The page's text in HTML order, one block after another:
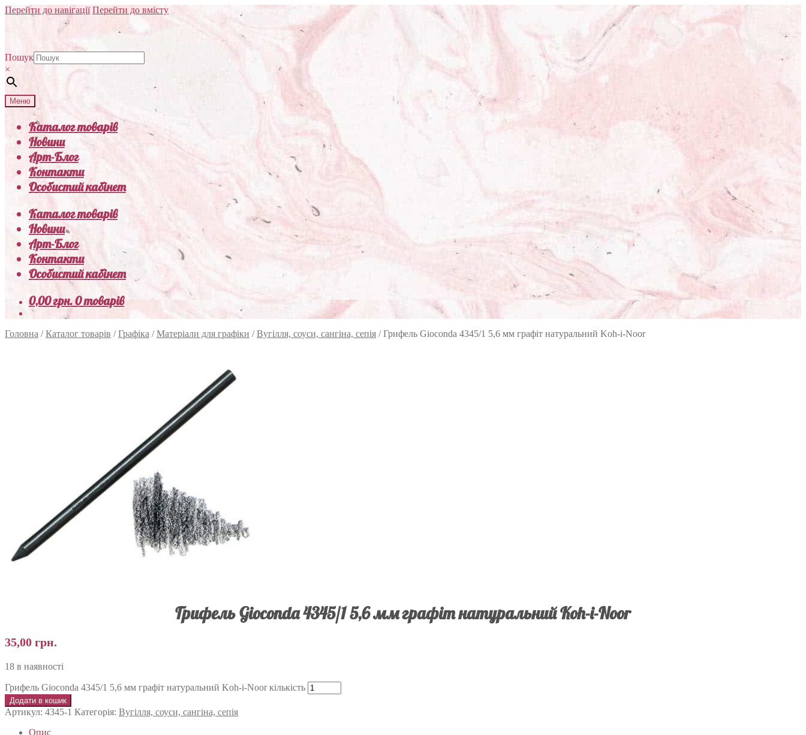
Перейти до навігації Перейти до вмісту
Пошук
×
Меню
Каталог товарів
Новини
Арт-Блог
Контакти
Особистий кабінет
Каталог товарів
Новини
Арт-Блог
Контакти
Особистий кабінет
0,00грн.0 товарів
Головна /Каталог товарів /Графіка /Матеріали для графіки /Вугілля, соуси, сангіна, сепія /Грифель Gioconda 4345/1 5,6 мм графіт натуральний Koh-i-Noor
Грифель Gioconda 4345/1 5,6 мм графіт натуральний Koh-i-Noor
35,00 грн.
18 в наявності
Грифель Gioconda 4345/1 5,6 мм графіт натуральний Koh-i-Noor кількість
Додати в кошик
Артикул: 4345-1 Категорія: Вугілля, соуси, сангіна, сепія
Опис